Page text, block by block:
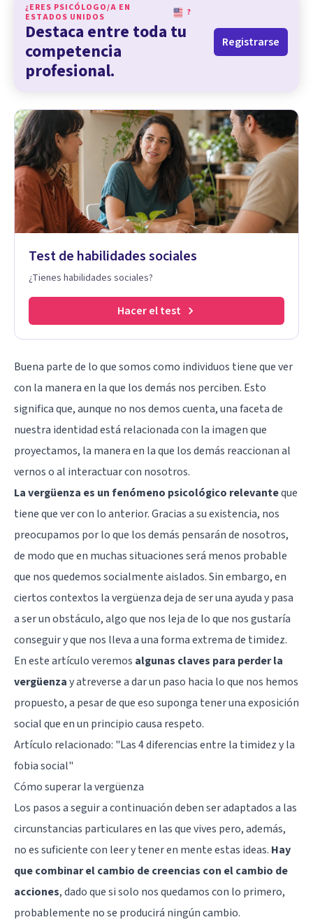
¿ERES PSICÓLOGO/A EN
ESTADOS UNIDOS
?
Destaca entre toda tu
competencia
profesional.
Registrarse
Test de habilidades sociales
¿Tienes habilidades sociales?
Hacer el test
Buena parte de lo que somos como individuos tiene que ver
con la manera en la que los demás nos perciben. Esto
significa que, aunque no nos demos cuenta, una faceta de
nuestra identidad está relacionada con la imagen que
proyectamos, la manera en la que los demás reaccionan al
vernos o al interactuar con nosotros.
La vergüenza es un fenómeno psicológico relevanteque
tiene que ver con lo anterior. Gracias a su existencia, nos
preocupamos por lo que los demás pensarán de nosotros,
de modo que en muchas situaciones será menos probable
que nos quedemos socialmente aislados. Sin embargo, en
ciertos contextos la vergüenza deja de ser una ayuda y pasa
a ser un obstáculo, algo que nos leja de lo que nos gustaría
conseguir y que nos lleva a una forma extrema de timidez.
En este artículo veremos algunas claves para perder la
vergüenzay atreverse a dar un paso hacia lo que nos hemos
propuesto, a pesar de que eso suponga tener una exposición
social que en un principio causa respeto.
Artículo relacionado: "Las 4 diferencias entre la timidez y la
fobia social"
Cómo superar la vergüenza
Los pasos a seguir a continuación deben ser adaptados a las
circunstancias particulares en las que vives pero, además,
no es suficiente con leer y tener en mente estas ideas. Hay
que combinar el cambio de creencias con el cambio de
acciones, dado que si solo nos quedamos con lo primero,
probablemente no se producirá ningún cambio.